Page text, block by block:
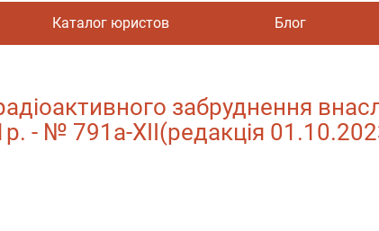
Каталог юристов Блог
забруднення
- № 791а-XII(редакція